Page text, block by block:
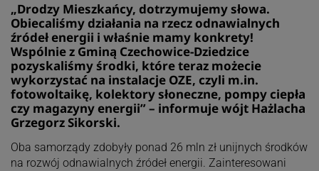
„Drodzy Mieszkańcy, dotrzymujemy słowa.
Obiecaliśmy działania na rzecz odnawialnych
źródeł energii i właśnie mamy konkrety!
Wspólnie z Gminą Czechowice-Dziedzice
pozyskaliśmy środki, które teraz możecie
wykorzystać na instalacje OZE, czyli m.in.
fotowoltaikę, kolektory słoneczne, pompy ciepła
czy magazyny energii” – informuje wójt Hażlacha
Grzegorz Sikorski.
Oba samorządy zdobyły ponad 26 mln zł unijnych środków
na rozwój odnawialnych źródeł energii. Zainteresowani